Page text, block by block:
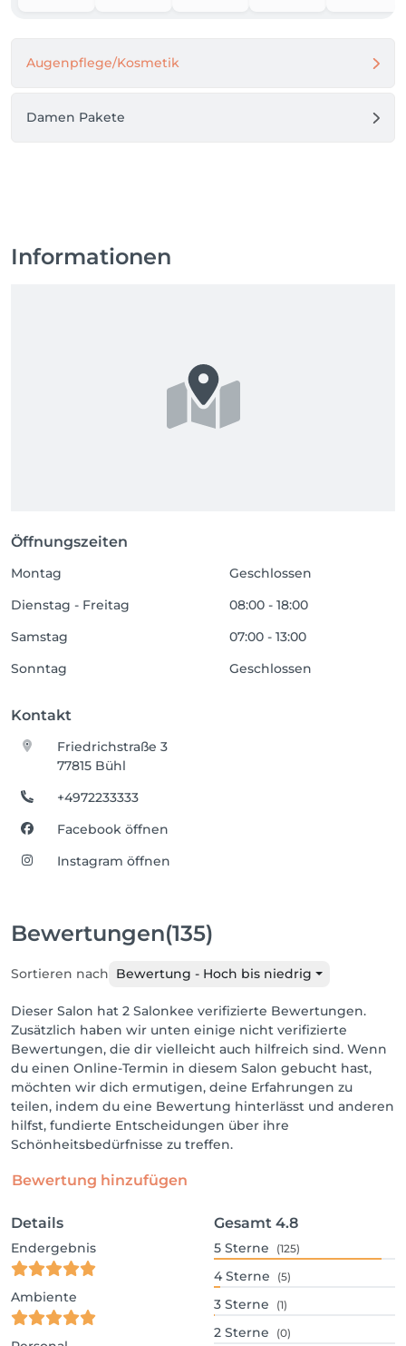
Augenpflege/Kosmetik
Damen Pakete
Informationen
Öffnungszeiten
Montag
Geschlossen
Dienstag - Freitag
08:00 - 18:00
Samstag
07:00 - 13:00
Sonntag
Geschlossen
Kontakt
Friedrichstraße 3
77815 Bühl
+4972233333
Facebook öffnen
Instagram öffnen
Bewertungen(135)
Sortieren nach Bewertung - Hoch bis niedrig
Dieser Salon hat 2 Salonkee verifizierte Bewertungen.
Zusätzlich haben wir unten einige nicht verifizierte
Bewertungen, die dir vielleicht auch hilfreich sind. Wenn
du einen Online-Termin in diesem Salon gebucht hast,
möchten wir dich ermutigen, deine Erfahrungen zu
teilen, indem du eine Bewertung hinterlässt und anderen
hilfst, fundierte Entscheidungen über ihre
Schönheitsbedürfnisse zu treffen.
Bewertung hinzufügen
Details
Endergebnis
Ambiente
Gesamt 4.8
5 Sterne (125)
4 Sterne (5)
3 Sterne (1)
2 Sterne (0)